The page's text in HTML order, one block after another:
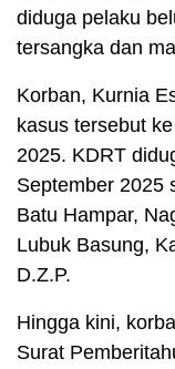
diduga pelaku
tersangka dan
Korban, Kurnia
kasus tersebut
2025. KDRT
September 2025
Batu Hampar,
Lubuk Basung,
D.Z.P.
Hingga kini,
Surat